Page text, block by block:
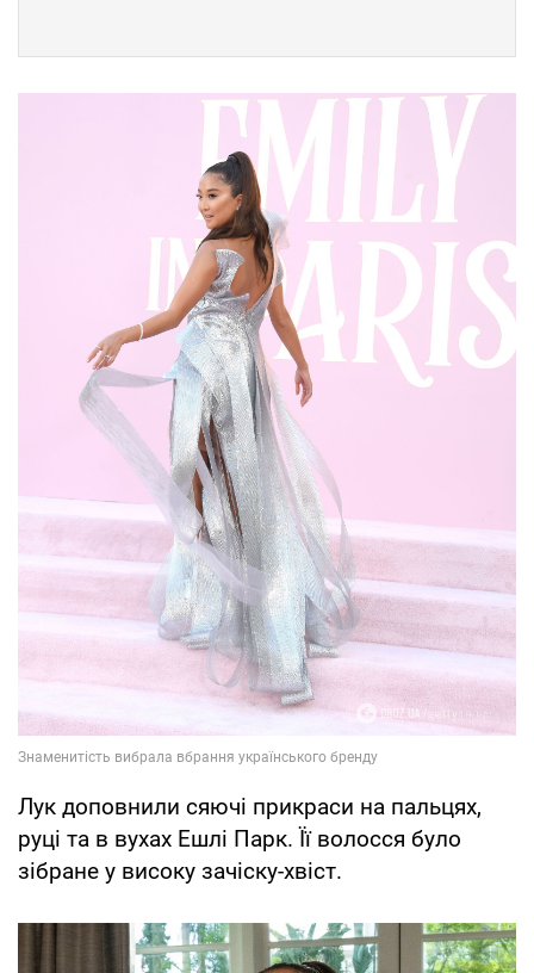
Лук доповнили сяючі прикраси на пальцях,
руці та в вухах Ешлі Парк. Її волосся було
зібране у високу зачіску-хвіст.